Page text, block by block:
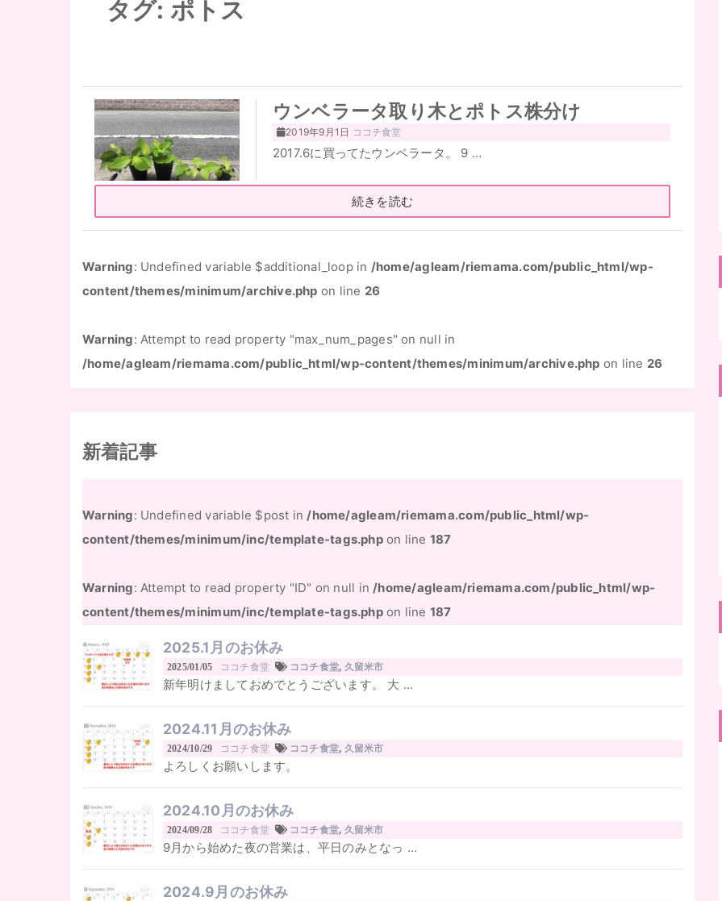
タグ: ポトス
ウンベラータ取り木とポトス株分け
2019年9月1日 ココチ食堂
2017.6に買ってたウンベラータ。 9 …
続きを読む
Warning: Undefined variable $additional_loop in /home/agleam/riemama.com/public_html/wp-
content/themes/minimum/archive.php on line 26
Warning: Attempt to read property "max_num_pages" on null in
/home/agleam/riemama.com/public_html/wp-content/themes/minimum/archive.php on line 26
新着記事
Warning: Undefined variable $post in /home/agleam/riemama.com/public_html/wp-
content/themes/minimum/inc/template-tags.phpon line 187
Warning: Attempt to read property "ID" on null in /home/agleam/riemama.com/public_html/wp-
content/themes/minimum/inc/template-tags.phpon line 187
2025.1月のお休み
2025/01/05 ココチ食堂 ココチ食堂, 久留米市
新年明けましておめでとうございます。 大 …
2024.11月のお休み
2024/10/29 ココチ食堂 ココチ食堂, 久留米市
よろしくお願いします。
2024.10月のお休み
2024/09/28 ココチ食堂 ココチ食堂, 久留米市
9月から始めた夜の営業は、平日のみとなっ …
2024.9月のお休み